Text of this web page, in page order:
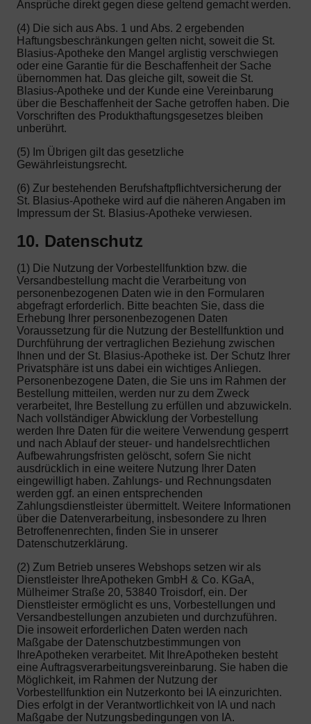
Ansprüche direkt gegen diese geltend gemacht werden.
(4) Die sich aus Abs. 1 und Abs. 2 ergebenden
Haftungsbeschränkungen gelten nicht, soweit die St.
Blasius-Apotheke den Mangel arglistig verschwiegen
oder eine Garantie für die Beschaffenheit der Sache
übernommen hat. Das gleiche gilt, soweit die St.
Blasius-Apotheke und der Kunde eine Vereinbarung
über die Beschaffenheit der Sache getroffen haben. Die
Vorschriften des Produkthaftungsgesetzes bleiben
unberührt.
(5) Im Übrigen gilt das gesetzliche
Gewährleistungsrecht.
(6) Zur bestehenden Berufshaftpflichtversicherung der
St. Blasius-Apotheke wird auf die näheren Angaben im
Impressum der St. Blasius-Apotheke verwiesen.
10. Datenschutz
(1) Die Nutzung der Vorbestellfunktion bzw. die
Versandbestellung macht die Verarbeitung von
personenbezogenen Daten wie in den Formularen
abgefragt erforderlich. Bitte beachten Sie, dass die
Erhebung Ihrer personenbezogenen Daten
Voraussetzung für die Nutzung der Bestellfunktion und
Durchführung der vertraglichen Beziehung zwischen
Ihnen und der St. Blasius-Apotheke ist. Der Schutz Ihrer
Privatsphäre ist uns dabei ein wichtiges Anliegen.
Personenbezogene Daten, die Sie uns im Rahmen der
Bestellung mitteilen, werden nur zu dem Zweck
verarbeitet, Ihre Bestellung zu erfüllen und abzuwickeln.
Nach vollständiger Abwicklung der Vorbestellung
werden Ihre Daten für die weitere Verwendung gesperrt
und nach Ablauf der steuer- und handelsrechtlichen
Aufbewahrungsfristen gelöscht, sofern Sie nicht
ausdrücklich in eine weitere Nutzung Ihrer Daten
eingewilligt haben. Zahlungs- und Rechnungsdaten
werden ggf. an einen entsprechenden
Zahlungsdienstleister übermittelt. Weitere Informationen
über die Datenverarbeitung, insbesondere zu Ihren
Betroffenenrechten, finden Sie in unserer
Datenschutzerklärung.
(2) Zum Betrieb unseres Webshops setzen wir als
Dienstleister IhreApotheken GmbH & Co. KGaA,
Mülheimer Straße 20, 53840 Troisdorf, ein. Der
Dienstleister ermöglicht es uns, Vorbestellungen und
Versandbestellungen anzubieten und durchzuführen.
Die insoweit erforderlichen Daten werden nach
Maßgabe der Datenschutzbestimmungen von
IhreApotheken verarbeitet. Mit IhreApotheken besteht
eine Auftragsverarbeitungsvereinbarung. Sie haben die
Möglichkeit, im Rahmen der Nutzung der
Vorbestellfunktion ein Nutzerkonto bei IA einzurichten.
Dies erfolgt in der Verantwortlichkeit von IA und nach
Maßgabe der Nutzungsbedingungen von IA.